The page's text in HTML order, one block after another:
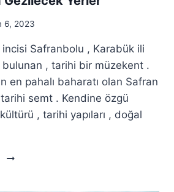
6, 2023
incisi Safranbolu , Karabük ili
bulunan , tarihi bir müzekent .
en pahalı baharatı olan Safran
semt . Kendine özgü
, tarihi yapıları , doğal
SAFRANBOLU`DA